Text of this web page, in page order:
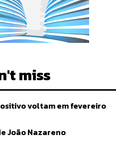
miss
voltam em fevereiro
João Nazareno